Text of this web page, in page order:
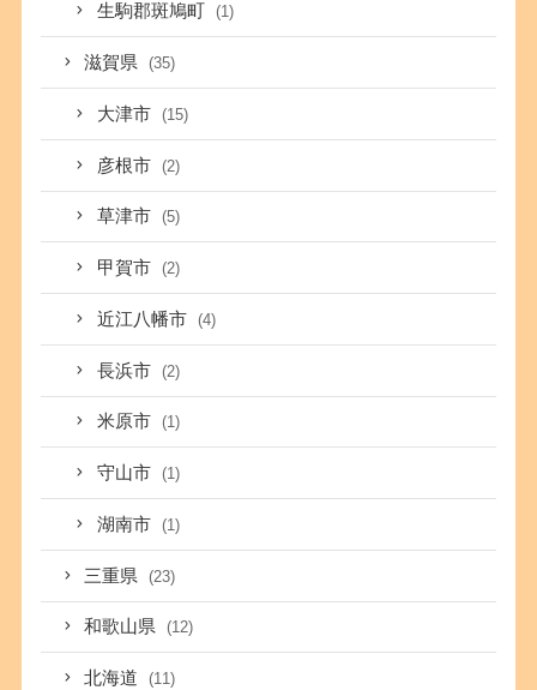
生駒郡斑鳩町 (1)
滋賀県 (35)
大津市 (15)
彦根市 (2)
草津市 (5)
甲賀市 (2)
近江八幡市 (4)
長浜市 (2)
米原市 (1)
守山市 (1)
湖南市 (1)
三重県 (23)
和歌山県 (12)
北海道 (11)